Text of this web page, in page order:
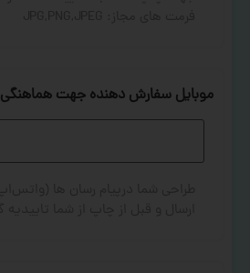
موبایل سفارش دهنده جهت هماهنگی